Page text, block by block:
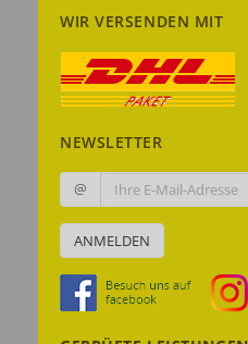
WIR VERSENDEN MIT
NEWSLETTER
@
ANMELDEN